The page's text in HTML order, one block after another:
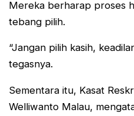
Mereka berharap proses
tebang pilih.
“Jangan pilih kasih,
tegasnya.
Sementara itu, Kasat
Welliwanto Malau,